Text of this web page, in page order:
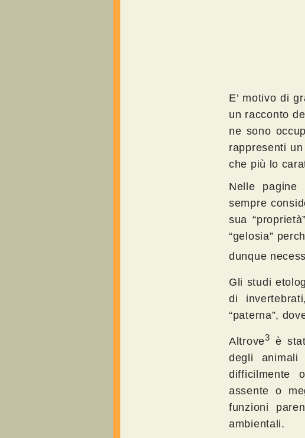
E’ motivo di
un racconto
ne sono
rappresenti
che più lo
Nelle pagine
sempre
sua
“gelosia”
dunque
Gli studi
di
“paterna”,
Altrove3
è
degli
difficilmente
assente o
funzioni
ambientali.